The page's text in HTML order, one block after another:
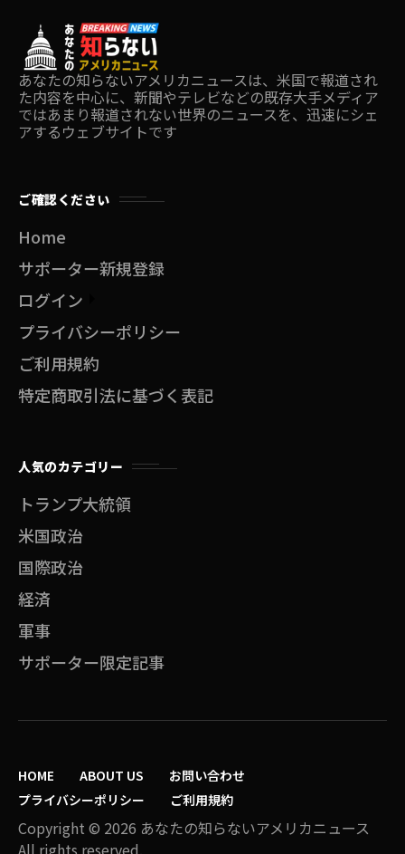
あなたの知らないアメリカニュースは、米国で報道され
た内容を中心に、新聞やテレビなどの既存大手メディア
ではあまり報道されない世界のニュースを、迅速にシェ
アするウェブサイトです
ご確認ください
Home
サポーター新規登録
ログイン
プライバシーポリシー
ご利用規約
特定商取引法に基づく表記
人気のカテゴリー
トランプ大統領
米国政治
国際政治
経済
軍事
サポーター限定記事
HOME ABOUT US
お問い合わせ
プライバシーポリシー
ご利用規約
Copyright © 2026 あなたの知らないアメリカニュース
All rights reserved.